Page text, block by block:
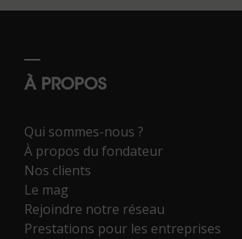
À PROPOS
Qui sommes-nous ?
À propos du fondateur
Nos clients
Le mag
Rejoindre notre réseau
Prestations pour les entreprises